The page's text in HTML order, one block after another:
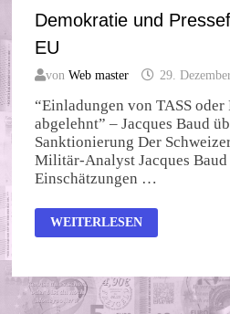
Demokratie und
EU
vonWeb master 29.
“Einladungen von TASS oder
abgelehnt” – Jacques Baud
Sanktionierung Der
Militär-Analyst Jacques
Einschätzungen …
DEMOKRATIE
UND
EU
WEITERLESEN